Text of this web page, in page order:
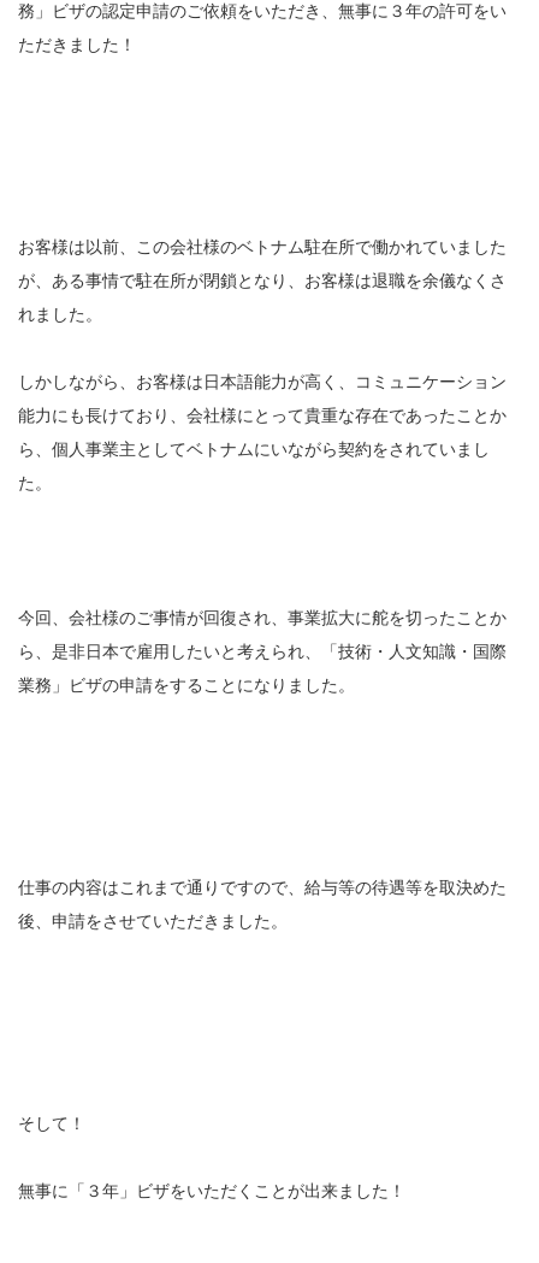
務」ビザの認定申請のご依頼をいただき、無事に３年の許可をい
ただきました！
お客様は以前、この会社様のベトナム駐在所で働かれていました
が、ある事情で駐在所が閉鎖となり、お客様は退職を余儀なくさ
れました。
しかしながら、お客様は日本語能力が高く、コミュニケーション
能力にも長けており、会社様にとって貴重な存在であったことか
ら、個人事業主としてベトナムにいながら契約をされていまし
た。
今回、会社様のご事情が回復され、事業拡大に舵を切ったことか
ら、是非日本で雇用したいと考えられ、「技術・人文知識・国際
業務」ビザの申請をすることになりました。
仕事の内容はこれまで通りですので、給与等の待遇等を取決めた
後、申請をさせていただきました。
そして！
無事に「３年」ビザをいただくことが出来ました！